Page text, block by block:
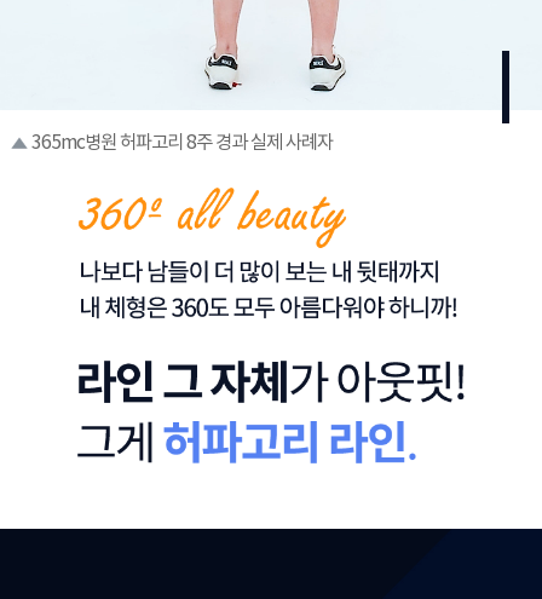
365mc병원 허파고리 8주 경과 실제 사례자